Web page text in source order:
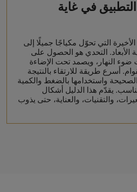
في غاية
الأخيرة التي تحوّل مكياجًا جميلًا إلى
الأبعاد. التحدي هو الحصول على
النهار، ويصمد تحت الإضاءة
أسرع طريقة للارتقاء بالنتيجة
واستخدامها بالضغط والكمية
يقدّم هذا الدليل أشكال
والتقنيات، والعناية، حتى يذوب